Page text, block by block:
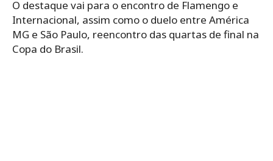
O destaque vai para o encontro de Flamengo e
Internacional, assim como o duelo entre América
MG e São Paulo, reencontro das quartas de final na
Copa do Brasil.